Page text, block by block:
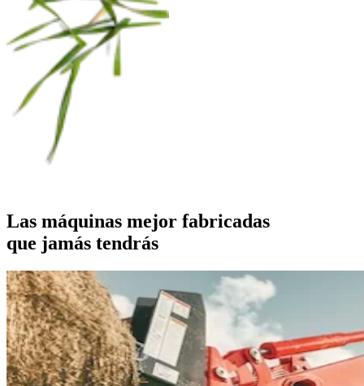
Las máquinas mejor fabricadas
que jamás tendrás